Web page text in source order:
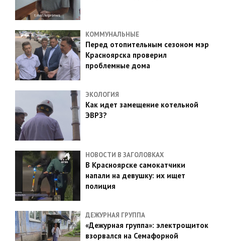
КОММУНАЛЬНЫЕ
Перед отопительным сезоном мэр
Красноярска проверил
проблемные дома
ЭКОЛОГИЯ
Как идет замещение котельной
ЭВРЗ?
НОВОСТИ В ЗАГОЛОВКАХ
В Красноярске самокатчики
напали на девушку: их ищет
полиция
ДЕЖУРНАЯ ГРУППА
«Дежурная группа»: электрощиток
взорвался на Семафорной